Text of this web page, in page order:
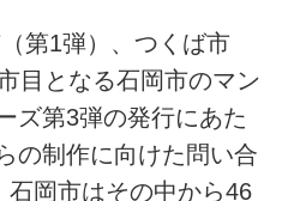
第1弾）、つくば市
目となる石岡市のマン
ズ第3弾の発行にあた
の制作に向けた問い合
石岡市はその中から46